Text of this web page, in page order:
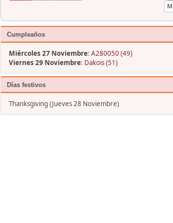
Cumpleaños
Miércoles 27 Noviembre: A280050 (49)
Viernes 29 Noviembre: Dakois (51)
Días festivos
Thanksgiving (Jueves 28 Noviembre)